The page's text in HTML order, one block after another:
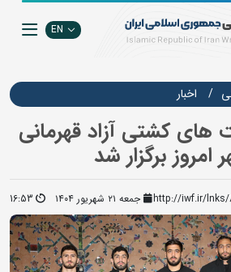
EN
اخبار
های کشتی آزاد قهرمانی
برگزار شد
http://iwf.ir/lnks/ جمعه ۲۱ شهریور ۱۴۰۴ 16:53